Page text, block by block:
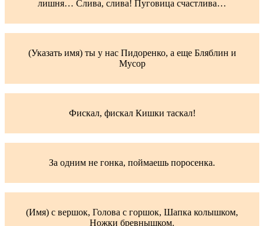
лишня… Слива, слива! Пуговица счастлива…
(Указать имя) ты у нас Пидоренко, а еще Бляблин и
Мусор
Фискал, фискал Кишки таскал!
За одним не гонка, поймаешь поросенка.
(Имя) с вершок, Голова с горшок, Шапка колышком,
Ножки бревнышком.